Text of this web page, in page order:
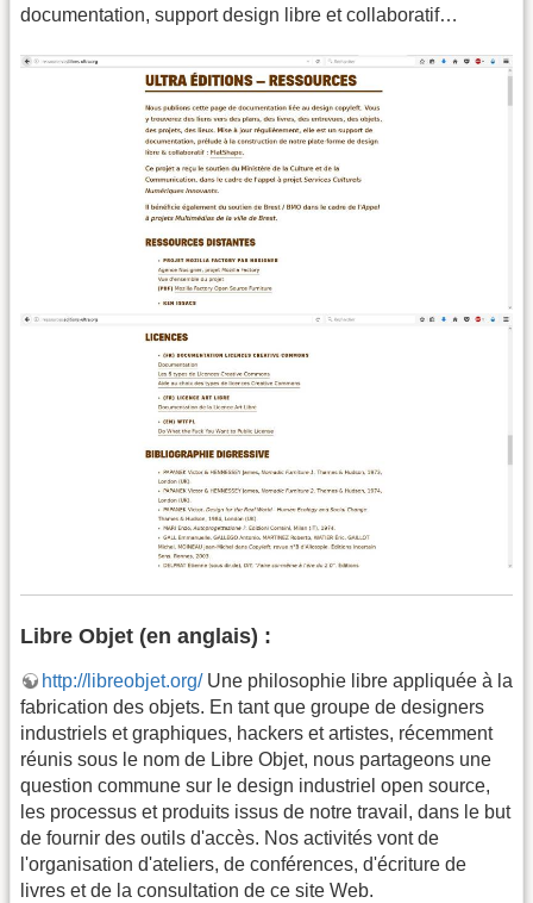
documentation, support design libre et collaboratif…
Libre Objet (en anglais) :
http://libreobjet.org/Une philosophie libre appliquée à la
fabrication des objets. En tant que groupe de designers
industriels et graphiques, hackers et artistes, récemment
réunis sous le nom de Libre Objet, nous partageons une
question commune sur le design industriel open source,
les processus et produits issus de notre travail, dans le but
de fournir des outils d'accès. Nos activités vont de
l'organisation d'ateliers, de conférences, d'écriture de
livres et de la consultation de ce site Web.